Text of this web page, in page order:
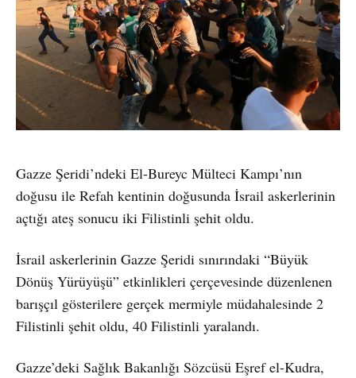
Gazze Şeridi’ndeki El-Bureyc Mülteci Kampı’nın
doğusu ile Refah kentinin doğusunda İsrail askerlerinin
açtığı ateş sonucu iki Filistinli şehit oldu.
İsrail askerlerinin Gazze Şeridi sınırındaki “Büyük
Dönüş Yürüyüşü” etkinlikleri çerçevesinde düzenlenen
barışçıl gösterilere gerçek mermiyle müdahalesinde 2
Filistinli şehit oldu, 40 Filistinli yaralandı.
Gazze’deki Sağlık Bakanlığı Sözcüsü Eşref el-Kudra,